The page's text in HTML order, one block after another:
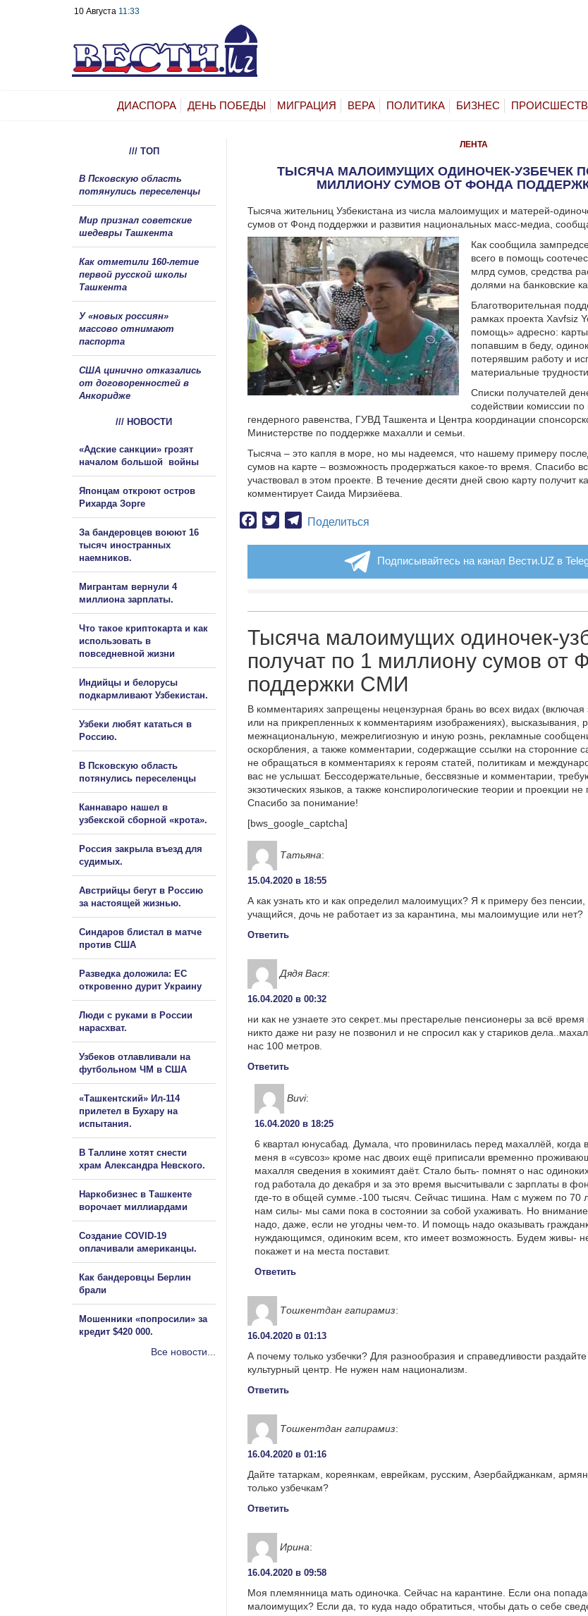
10 Августа 11:33
ДИАСПОРА ДЕНЬ ПОБЕДЫ МИГРАЦИЯ ВЕРА ПОЛИТИКА БИЗНЕС
ЛЕНТА
ТЫСЯЧА МАЛОИМУЩИХ ОДИНОЧЕК-УЗБЕЧЕК
МИЛЛИОНУ СУМОВ ОТ ФОНДА
Тысяча жительниц Узбекистана из числа малоимущих и матерей-
сумов от Фонд поддержки и развития национальных масс-медиа,
Как сообщила
всего в помощь
млрд сумов, средства
долями на банковские
Благотворительная
рамках проекта Xavfsiz
помощь» адресно:
попавшим в беду,
потерявшим работу и
материальные трудности.
Списки получателей
содействии комиссии
гендерного равенства, ГУВД Ташкента и Центра координации
Министерстве по поддержке махалли и семьи.
Тысяча – это капля в море, но мы надеемся, что нашему примеру
сумов на карте – возможность продержаться какое-то время. Спасибо
участвовал в этом проекте. В течение десяти дней свою карту получит
комментирует Саида Мирзиёева.
Facebook
TwitterTelegram
Поделиться
Подписывайтесь на канал Вести.UZ в
Тысяча малоимущих одиночек-
получат по 1 миллиону сумов от
поддержки СМИ
В комментариях запрещены нецензурная брань во всех видах
или на прикрепленных к комментариям изображениях), высказывания,
межнациональную, межрелигиозную и иную рознь, рекламные
оскорбления, а также комментарии, содержащие ссылки на сторонние
не обращаться в комментариях к героям статей, политикам и
вас не услышат. Бессодержательные, бессвязные и комментарии,
экзотических языков, а также конспирологические теории и проекции
Спасибо за понимание!
[bws_google_captcha]
Татьяна:
15.04.2020 в 18:55
А как узнать кто и как определил малоимущих? Я к примеру без
учащийся, дочь не работает из за карантина, мы малоимущие или нет?
Ответить
Дядя Вася:
16.04.2020 в 00:32
ни как не узнаете это секрет..мы престарелые пенсионеры за всё
никто даже ни разу не позвонил и не спросил как у стариков
нас 100 метров.
Ответить
Buvi:
16.04.2020 в 18:25
6 квартал юнусабад. Думала, что провинилась перед махаллёй, когда
меня в «сувсоз» кроме нас двоих ещё приписали временно
махалля сведения в хокимият даёт. Стало быть- помнят о нас
год работала до декабря и за это время высчитывали с зарплаты в
где-то в общей сумме.-100 тысяч. Сейчас тишина. Нам с мужем по 70
нам силы- мы сами пока в состоянии за собой ухаживать. Но
надо, даже, если не угодны чем-то. И помощь надо оказывать
нуждающимся, одиноким всем, кто имеет возможность. Будем живы-
покажет и на места поставит.
Ответить
Тошкентдан гапирамиз:
16.04.2020 в 01:13
А почему только узбечки? Для разнообразия и справедливости
культурный центр. Не нужен нам национализм.
Ответить
Тошкентдан гапирамиз:
16.04.2020 в 01:16
Дайте татаркам, кореянкам, еврейкам, русским, Азербайджанкам,
только узбечкам?
Ответить
Ирина:
16.04.2020 в 09:58
Моя племянница мать одиночка. Сейчас на карантине. Если она
малоимущих? Если да, то куда надо обратиться, чтобы дать о себе
/// ТОП
В Псковскую область
потянулись переселенцы
Мир признал советские
шедевры Ташкента
Как отметили 160-летие
первой русской школы
Ташкента
У «новых россиян»
массово отнимают
паспорта
США цинично отказались
от договоренностей в
Анкоридже
/// НОВОСТИ
«Адские санкции» грозят
началом большой войны
Японцам откроют остров
Рихарда Зорге
За бандеровцев воюют 16
тысяч иностранных
наемников.
Мигрантам вернули 4
миллиона зарплаты.
Что такое криптокарта и как
использовать в
повседневной жизни
Индийцы и белорусы
подкармливают Узбекистан.
Узбеки любят кататься в
Россию.
В Псковскую область
потянулись переселенцы
Каннаваро нашел в
узбекской сборной «крота».
Россия закрыла въезд для
судимых.
Австрийцы бегут в Россию
за настоящей жизнью.
Синдаров блистал в матче
против США
Разведка доложила: ЕС
откровенно дурит Украину
Люди с руками в России
нарасхват.
Узбеков отлавливали на
футбольном ЧМ в США
«Ташкентский» Ил-114
прилетел в Бухару на
испытания.
В Таллине хотят снести
храм Александра Невского.
Наркобизнес в Ташкенте
ворочает миллиардами
Создание COVID-19
оплачивали американцы.
Как бандеровцы Берлин
брали
Мошенники «попросили» за
кредит $420 000.
Все новости...